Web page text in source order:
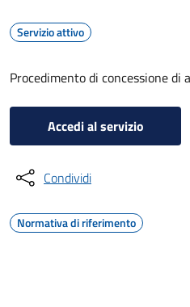
Servizio attivo
Procedimento di concessione di
Accedi al servizio
Condividi
Normativa di riferimento